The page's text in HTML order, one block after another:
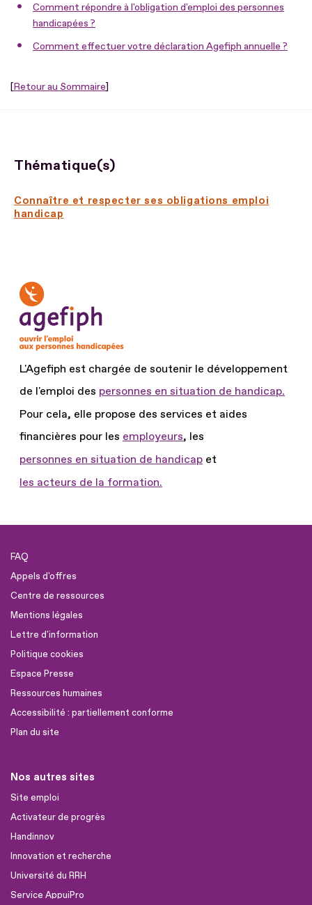
Comment répondre à l'obligation d'emploi des personnes
handicapées ?
Comment effectuer votre déclaration Agefiph annuelle ?
[Retour au Sommaire]
Thématique(s)
Connaître et respecter ses obligations emploi
handicap
L'Agefiph est chargée de soutenir le développement
de l'emploi des personnes en situation de handicap.
Pour cela, elle propose des services et aides
financières pour les employeurs, les
personnes en situation de handicap et
les acteurs de la formation.
FAQ
Appels d'offres
Centre de ressources
Mentions légales
Lettre d'information
Politique cookies
Espace Presse
Ressources humaines
Accessibilité : partiellement conforme
Plan du site
Nos autres sites
Site emploi
Activateur de progrès
Handinnov
Innovation et recherche
Université du RRH
Service AppuiPro